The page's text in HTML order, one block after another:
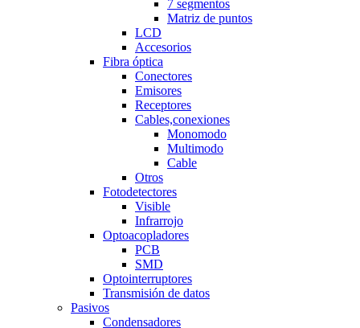
7 segmentos
Matriz de puntos
LCD
Accesorios
Fibra óptica
Conectores
Emisores
Receptores
Cables,conexiones
Monomodo
Multimodo
Cable
Otros
Fotodetectores
Visible
Infrarrojo
Optoacopladores
PCB
SMD
Optointerruptores
Transmisión de datos
Pasivos
Condensadores